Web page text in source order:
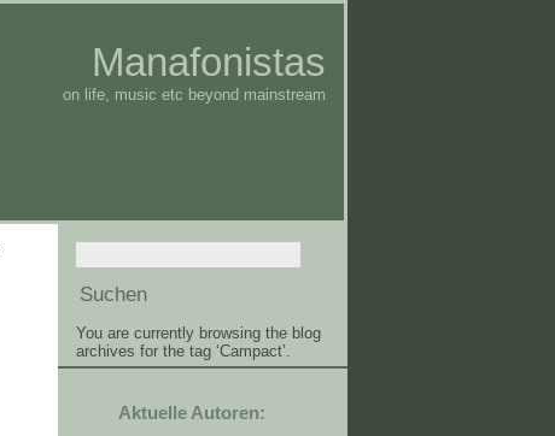
Manafonistas
on life, music etc beyond mainstream
You are currently browsing the blog
archives for the tag ‘Campact’.
Aktuelle Autoren: